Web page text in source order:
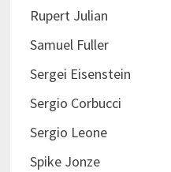
Rupert Julian
Samuel Fuller
Sergei Eisenstein
Sergio Corbucci
Sergio Leone
Spike Jonze